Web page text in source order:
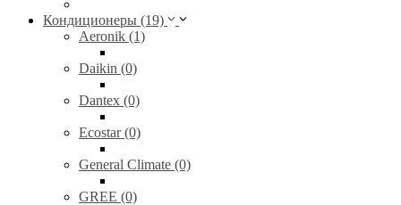
Кондиционеры (19)
Aeronik (1)
Daikin (0)
Dantex (0)
Ecostar (0)
General Climate (0)
GREE (0)